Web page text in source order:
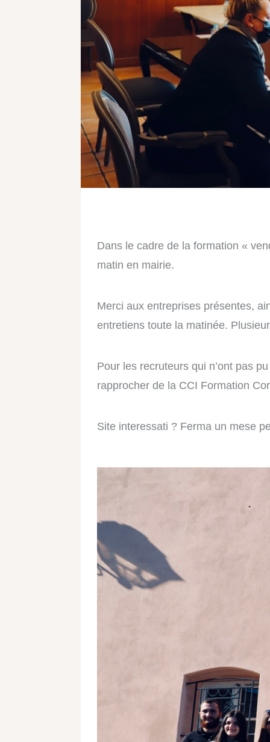
Dans le cadre de la formation «
matin en mairie.
Merci aux entreprises présentes,
entretiens toute la matinée.
Pour les recruteurs qui n’ont pas
rapprocher de la CCI Formation
Site interessati ? Ferma un mese